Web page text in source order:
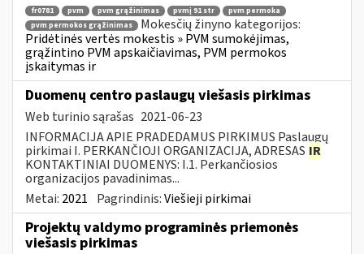
fr0781 pvm pvm grąžinimas pvmį 91 str
pvm permoka
pvm permokos grąžinimas
Mokesčių žinyno kategorijos:
Pridėtinės vertės mokestis » PVM sumokėjimas,
grąžintino PVM apskaičiavimas, PVM permokos
įskaitymas ir
Duomenų centro paslaugų viešasis pirkimas
Web turinio sąrašas 2021-06-23
INFORMACIJA APIE PRADEDAMUS PIRKIMUS Paslaugų
pirkimai I. PERKANČIOJI ORGANIZACIJA, ADRESAS IR
KONTAKTINIAI DUOMENYS: I.1. Perkančiosios
organizacijos pavadinimas...
Metai: 2021 Pagrindinis:Viešieji pirkimai
Projektų valdymo programinės priemonės
viešasis pirkimas